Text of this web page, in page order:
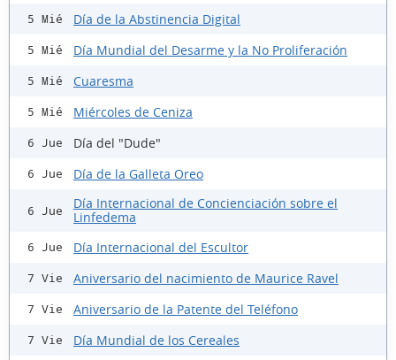
5 Mié Día de la Abstinencia Digital
5 Mié Día Mundial del Desarme y la No Proliferación
5 Mié Cuaresma
5 Mié Miércoles de Ceniza
6 Jue Día del "Dude"
6 Jue Día de la Galleta Oreo
6 Jue
Día Internacional de Concienciación sobre el
Linfedema
6 Jue Día Internacional del Escultor
7 Vie Aniversario del nacimiento de Maurice Ravel
7 Vie Aniversario de la Patente del Teléfono
7 Vie Día Mundial de los Cereales